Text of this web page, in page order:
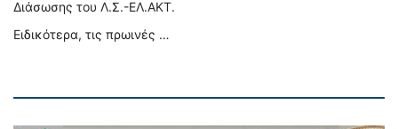
Διάσωσης του Λ.Σ.-ΕΛ.ΑΚΤ.
Ειδικότερα, τις πρωινές …